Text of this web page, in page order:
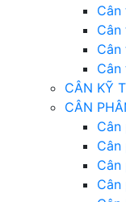
Cân
Cân
Cân
Cân
CÂN KỸ
CÂN
Cân